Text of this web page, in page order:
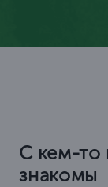
С кем-то
знакомы